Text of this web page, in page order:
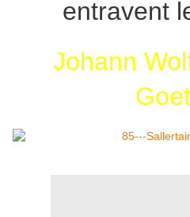
entravent
Johann